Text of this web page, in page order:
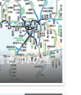
通列車の運